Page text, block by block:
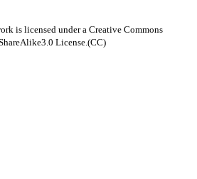
is licensed under a Creative Commons
License.(CC)